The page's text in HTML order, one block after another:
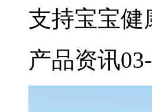
支持宝宝健
产品资讯